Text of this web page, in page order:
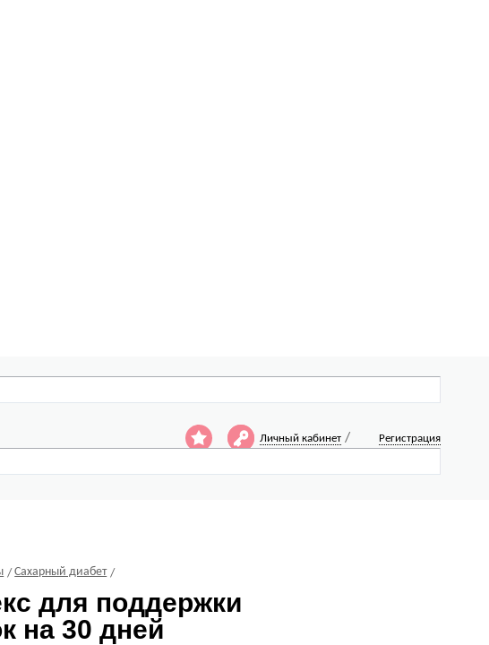
Личный кабинет / Регистрация
Сахарный диабет
для поддержки
на 30 дней